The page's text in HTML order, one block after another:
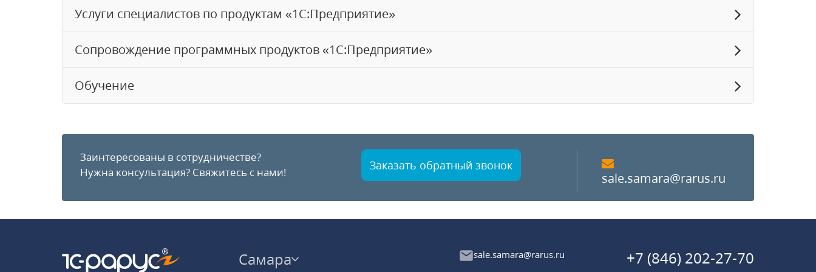
Услуги специалистов по продуктам «1С:Предприятие»
Сопровождение программных продуктов «1С:Предприятие»
Обучение
Заинтересованы в сотрудничестве?
Нужна консультация? Свяжитесь с нами! Заказать обратный звонок
sale.samara@rarus.ru
Самара sale.samara@rarus.ru +7 (846) 202-27-70